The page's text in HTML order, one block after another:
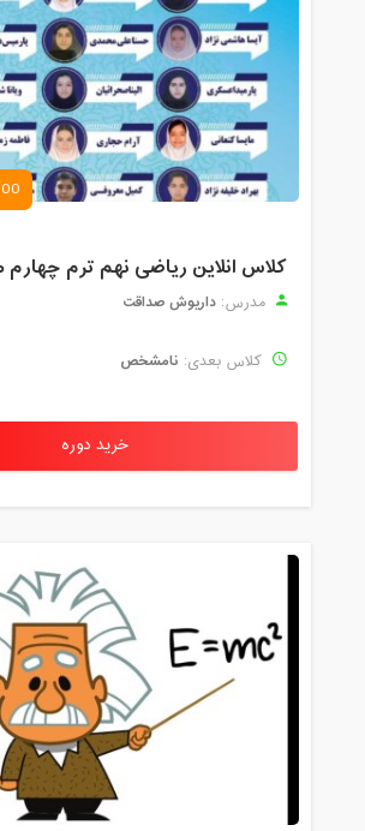
کلاس انلاین ریاضی نهم ترم چهارم مهر
مدرس: داریوش صداقت
کلاس بعدی: نامشخص
خرید دوره